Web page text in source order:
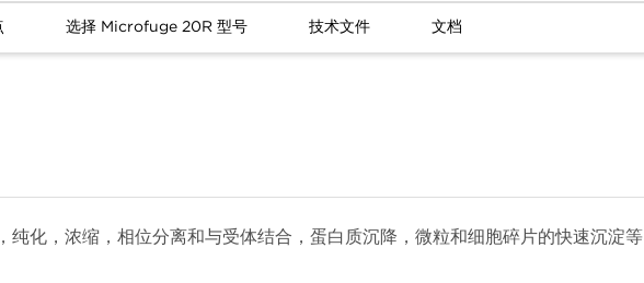
选择 Microfuge 20R 型号 技术文件 文档
化，浓缩，相位分离和与受体结合，蛋白质沉降，微粒和细胞碎片的快速沉淀等